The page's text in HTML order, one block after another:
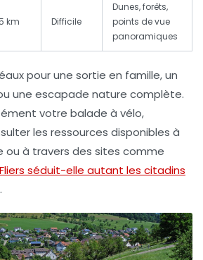
km Difficile
Dunes, forêts,
points de vue
panoramiques
pour une sortie en famille, un
une escapade nature complète.
votre balade à vélo,
les ressources disponibles à
ou à travers des sites comme
séduit-elle autant les citadins
.